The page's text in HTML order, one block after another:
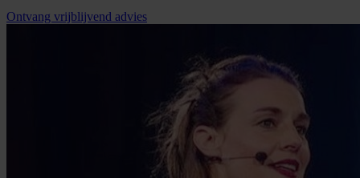
Ontvang vrijblijvend advies